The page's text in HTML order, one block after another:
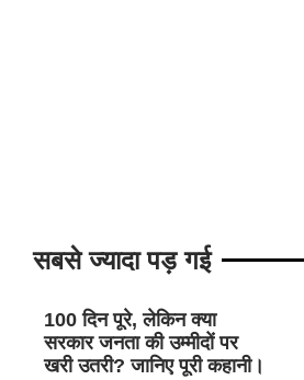
सबसे ज्यादा पड़ गई
100 दिन पूरे, लेकिन क्या
सरकार जनता की उम्मीदों पर
खरी उतरी? जानिए पूरी कहानी।